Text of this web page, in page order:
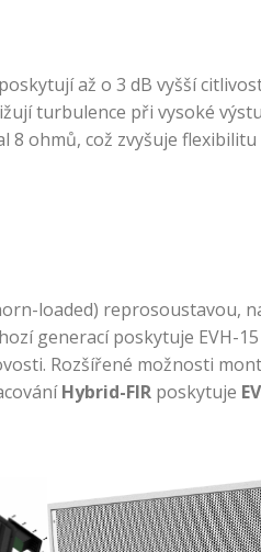
až o 3 dB vyšší
turbulence při vysoké
ohmů, což zvyšuje
loaded) reprosoustavou,
generací poskytuje EVH-
Rozšířené možnosti
Hybrid-FIR poskytuje